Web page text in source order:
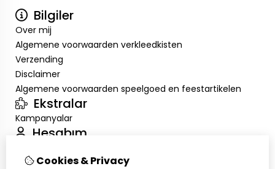
Bilgiler
Over mij
Algemene voorwaarden verkleedkisten
Verzending
Disclaimer
Algemene voorwaarden speelgoed en feestartikelen
Ekstralar
Kampanyalar
Hesabım
Sipariş Geçmişim
Cookies & Privacy